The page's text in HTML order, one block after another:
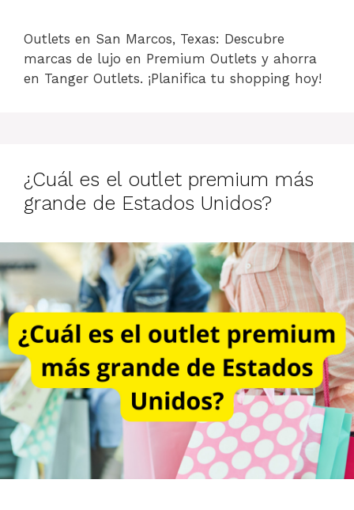
Outlets en San Marcos, Texas: Descubre
marcas de lujo en Premium Outlets y ahorra
en Tanger Outlets. ¡Planifica tu shopping hoy!
¿Cuál es el outlet premium más
grande de Estados Unidos?